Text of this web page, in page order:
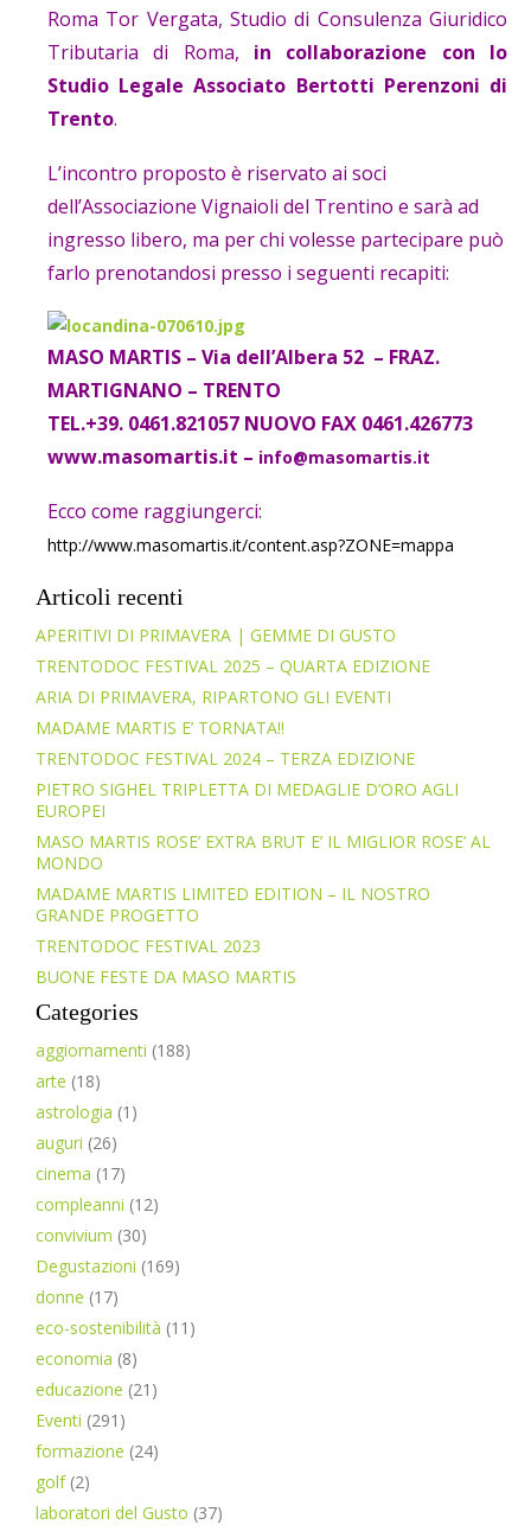
Roma Tor Vergata, Studio di Consulenza Giuridico
Tributaria di Roma, in collaborazione con lo
Studio Legale Associato Bertotti Perenzoni di
Trento.
L’incontro proposto è riservato ai soci
dell’Associazione Vignaioli del Trentino e sarà ad
ingresso libero, ma per chi volesse partecipare può
farlo prenotandosi presso i seguenti recapiti:
MASO MARTIS – Via dell’Albera 52 – FRAZ.
MARTIGNANO – TRENTO
TEL.+39. 0461.821057 NUOVO FAX 0461.426773
www.masomartis.it – info@masomartis.it
Ecco come raggiungerci:
http://www.masomartis.it/content.asp?ZONE=mappa
Articoli recenti
APERITIVI DI PRIMAVERA | GEMME DI GUSTO
TRENTODOC FESTIVAL 2025 – QUARTA EDIZIONE
ARIA DI PRIMAVERA, RIPARTONO GLI EVENTI
MADAME MARTIS E’ TORNATA!!
TRENTODOC FESTIVAL 2024 – TERZA EDIZIONE
PIETRO SIGHEL TRIPLETTA DI MEDAGLIE D’ORO AGLI
EUROPEI
MASO MARTIS ROSE’ EXTRA BRUT E’ IL MIGLIOR ROSE’ AL
MONDO
MADAME MARTIS LIMITED EDITION – IL NOSTRO
GRANDE PROGETTO
TRENTODOC FESTIVAL 2023
BUONE FESTE DA MASO MARTIS
Categories
aggiornamenti (188)
arte (18)
astrologia (1)
auguri (26)
cinema (17)
compleanni (12)
convivium (30)
Degustazioni (169)
donne (17)
eco-sostenibilità (11)
economia (8)
educazione (21)
Eventi (291)
formazione (24)
golf(2)
laboratori del Gusto (37)